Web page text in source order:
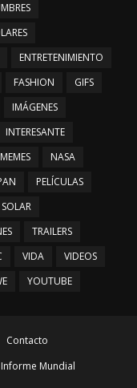
ENTRETENIMIENTO
FASHION
GIFS
IMÁGENES
INTERESANTE
MEMES
NASA
PELÍCULAS
TRAILERS
VIDA
VIDEOS
YOUTUBE
Contacto
Mundial